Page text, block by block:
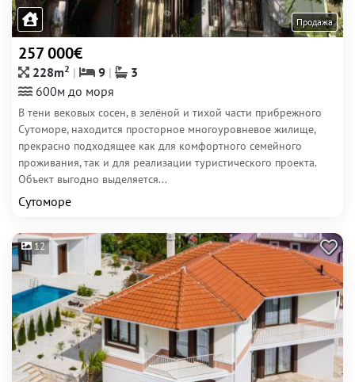
Продажа
257 000€
228m2 9
3
600м до моря
В тени вековых сосен, в зелёной и тихой части прибрежного
Сутоморе, находится просторное многоуровневое жилище,
прекрасно подходящее как для комфортного семейного
проживания, так и для реализации туристического проекта.
Объект выгодно выделяется...
Сутоморе
12